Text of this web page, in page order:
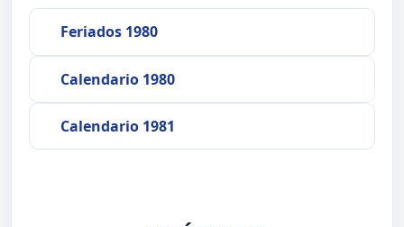
Feriados 1980
Calendario 1980
Calendario 1981